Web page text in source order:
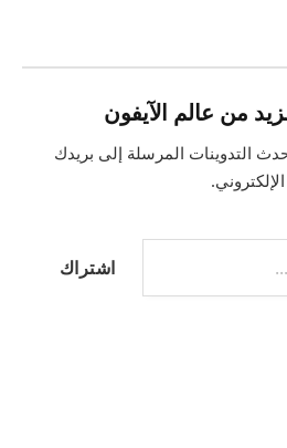
من عالم الآيفون
التدوينات المرسلة إلى بريدك
الإلكتروني.
اشتراك